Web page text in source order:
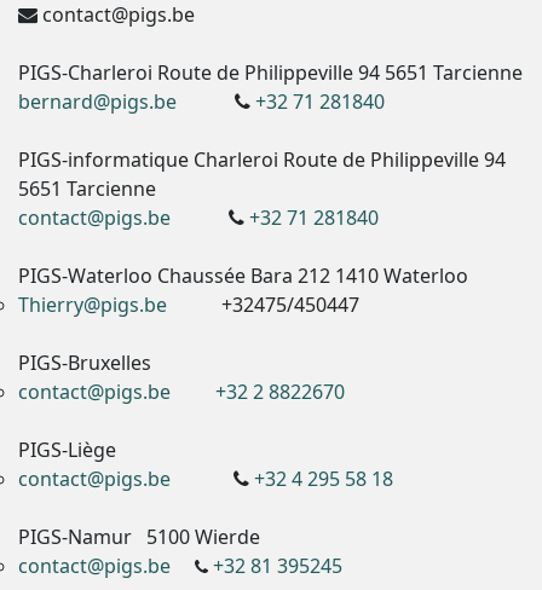
contact@pigs.be
PIGS-Charleroi Route de Philippeville 94 5651 Tarcienne
bernard@pigs.be
+32 71 281840
PIGS-informatique Charleroi Route de Philippeville 94
5651 Tarcienne
contact@pigs.be
+32 71 281840
PIGS-Waterloo Chaussée Bara 212 1410 Waterloo
Thierry@pigs.be
+32475/450447
PIGS-Bruxelles
contact@pigs.be
+32 2 8822670
PIGS-Liège
contact@pigs.be
+32 4 295 58 18
PIGS-Namur 5100 Wierde
contact@pigs.be
+32 81 395245